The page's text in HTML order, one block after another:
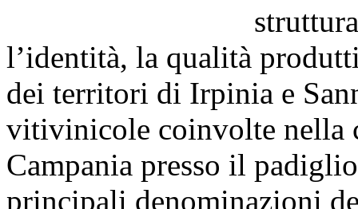
l’identità, la qualità
dei territori di Irpinia e
vitivinicole coinvolte nella
Campania presso il
principali denominazioni